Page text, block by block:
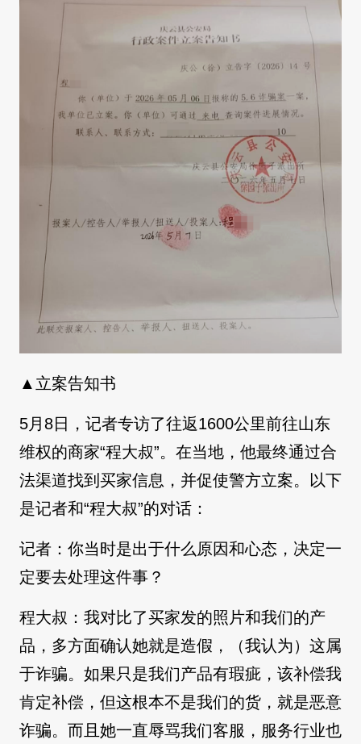
▲立案告知书
5月8日，记者专访了往返1600公里前往山东
维权的商家“程大叔”。在当地，他最终通过合
法渠道找到买家信息，并促使警方立案。以下
是记者和“程大叔”的对话：
记者：你当时是出于什么原因和心态，决定一
定要去处理这件事？
程大叔：我对比了买家发的照片和我们的产
品，多方面确认她就是造假，（我认为）这属
于诈骗。如果只是我们产品有瑕疵，该补偿我
肯定补偿，但这根本不是我们的货，就是恶意
诈骗。而且她一直辱骂我们客服，服务行业也